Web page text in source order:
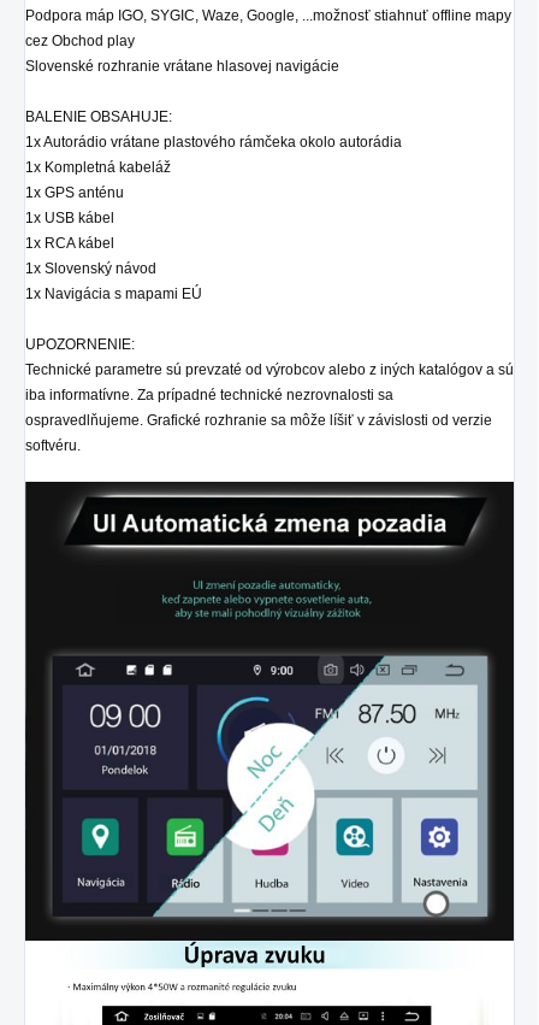
Podpora máp IGO, SYGIC, Waze, Google, ...možnosť stiahnuť offline mapy
cez Obchod play
Slovenské rozhranie vrátane hlasovej navigácie
BALENIE OBSAHUJE:
1x Autorádio vrátane plastového rámčeka okolo autorádia
1x Kompletná kabeláž
1x GPS anténu
1x USB kábel
1x RCA kábel
1x Slovenský návod
1x Navigácia s mapami EÚ
UPOZORNENIE:
Technické parametre sú prevzaté od výrobcov alebo z iných katalógov a sú
iba informatívne. Za prípadné technické nezrovnalosti sa
ospravedlňujeme. Grafické rozhranie sa môže líšiť v závislosti od verzie
softvéru.